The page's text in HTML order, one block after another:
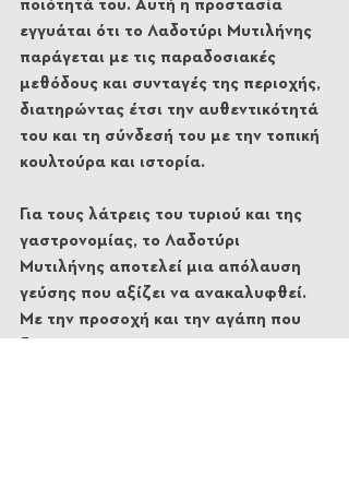
ποιότητά του. Αυτή η προστασία
εγγυάται ότι το Λαδοτύρι Μυτιλήνης
παράγεται με τις παραδοσιακές
μεθόδους και συνταγές της περιοχής,
διατηρώντας έτσι την αυθεντικότητά
του και τη σύνδεσή του με την τοπική
κουλτούρα και ιστορία.
Για τους λάτρεις του τυριού και της
γαστρονομίας, το Λαδοτύρι
Μυτιλήνης αποτελεί μια απόλαυση
γεύσης που αξίζει να ανακαλυφθεί.
Με την προσοχή και την αγάπη που